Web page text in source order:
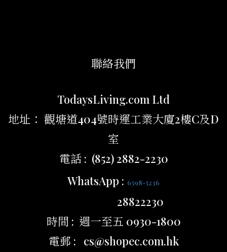
聯絡我們
TodaysLiving.com Ltd
地址： 觀塘道404號時運工業大廈2樓C及D
室
電話 : (852) 2882-2230
WhatsApp : 6598-5236
28822230
時間 : 週一至五 0930-1800
電郵 : cs@shopec.com.hk